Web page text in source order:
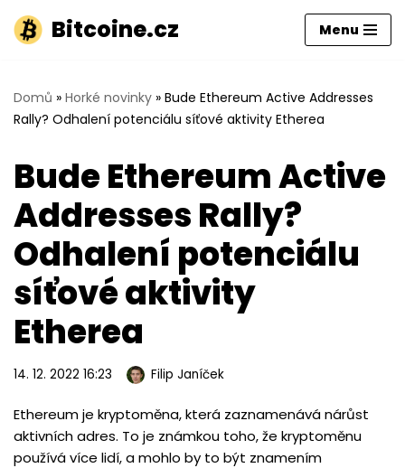
Přeskočit
obsah
Bitcoine.cz Menu
Domů » Horké novinky » Bude Ethereum Active Addresses
Rally? Odhalení potenciálu síťové aktivity Etherea
Bude Ethereum Active
Addresses Rally?
Odhalení potenciálu
síťové aktivity
Etherea
14. 12. 2022 16:23 Filip Janíček
Ethereum je kryptoměna, která zaznamenává nárůst
aktivních adres. To je známkou toho, že kryptoměnu
používá více lidí, a mohlo by to být znamením